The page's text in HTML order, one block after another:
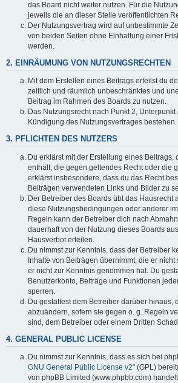
das Board nicht weiter nutzen. Für die
jeweils die an dieser Stelle veröffentlichten
Der Nutzungsvertrag wird auf unbestimmte
von beiden Seiten ohne Einhaltung einer
werden.
2. EINRÄUMUNG VON NUTZUNGSRECHTEN
Mit dem Erstellen eines Beitrags erteilst du
zeitlich und räumlich unbeschränktes und
Beitrag im Rahmen des Boards zu nutzen.
Das Nutzungsrecht nach Punkt 2,
Kündigung des Nutzungsvertrages bestehen.
3. PFLICHTEN DES NUTZERS
Du erklärst mit der Erstellung eines Beitrags,
enthält, die gegen geltendes Recht oder die
erklärst insbesondere, dass du das Recht
Beiträgen verwendeten Links und Bilder zu
Der Betreiber des Boards übt das Hausrecht
diese Nutzungsbedingungen oder anderer
Regeln kann der Betreiber dich nach
dauerhaft von der Nutzung dieses Boards
Hausverbot erteilen.
Du nimmst zur Kenntnis, dass der Betreiber
Inhalte von Beiträgen übernimmt, die er nicht
er nicht zur Kenntnis genommen hat. Du
Benutzerkonto, Beiträge und Funktionen
sperren.
Du gestattest dem Betreiber darüber hinaus,
abzuändern, sofern sie gegen o. g. Regeln
sind, dem Betreiber oder einem Dritten
4. GENERAL PUBLIC LICENSE
Du nimmst zur Kenntnis, dass es sich bei
GNU General Public License v2“ (GPL)
von phpBB Limited (www.phpbb.com)